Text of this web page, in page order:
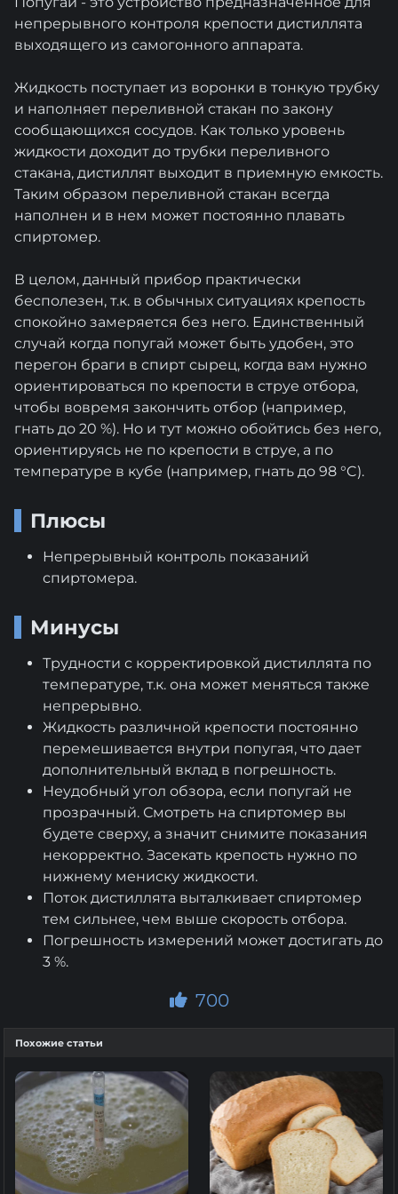
непрерывного контроля крепости дистиллята
выходящего из самогонного аппарата.
Жидкость поступает из воронки в тонкую трубку
и наполняет переливной стакан по закону
сообщающихся сосудов. Как только уровень
жидкости доходит до трубки переливного
стакана, дистиллят выходит в приемную емкость.
Таким образом переливной стакан всегда
наполнен и в нем может постоянно плавать
спиртомер.
В целом, данный прибор практически
бесполезен, т.к. в обычных ситуациях крепость
спокойно замеряется без него. Единственный
случай когда попугай может быть удобен, это
перегон браги в спирт сырец, когда вам нужно
ориентироваться по крепости в струе отбора,
чтобы вовремя закончить отбор (например,
гнать до 20 %). Но и тут можно обойтись без него,
ориентируясь не по крепости в струе, а по
температуре в кубе (например, гнать до 98 °C).
Плюсы
Непрерывный контроль показаний
спиртомера.
Минусы
Трудности с корректировкой дистиллята по
температуре, т.к. она может меняться также
непрерывно.
Жидкость различной крепости постоянно
перемешивается внутри попугая, что дает
дополнительный вклад в погрешность.
Неудобный угол обзора, если попугай не
прозрачный. Смотреть на спиртомер вы
будете сверху, а значит снимите показания
некорректно. Засекать крепость нужно по
нижнему мениску жидкости.
Поток дистиллята выталкивает спиртомер
тем сильнее, чем выше скорость отбора.
Погрешность измерений может достигать до
3 %.
700
Похожие статьи